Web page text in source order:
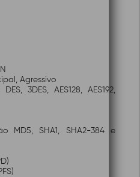
Agressivo
3DES, AES128, AES192,
MD5, SHA1, SHA2-384 e